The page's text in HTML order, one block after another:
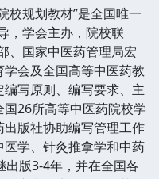
规划教材”是全国唯一
，学会主办，院校联
、国家中医药管理局宏
会及全国高等中医药教
写原则、编写要求、主
26所高等中医药院校学
版社协助编写管理工作
学、针灸推拿学和中药
版3-4年，并在全国各